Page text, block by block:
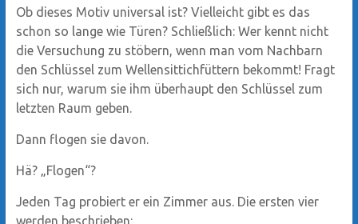
Ob dieses Motiv universal ist? Vielleicht gibt es das
schon so lange wie Türen? Schließlich: Wer kennt nicht
die Versuchung zu stöbern, wenn man vom Nachbarn
den Schlüssel zum Wellensittichfüttern bekommt! Fragt
sich nur, warum sie ihm überhaupt den Schlüssel zum
letzten Raum geben.
Dann flogen sie davon.
Hä? „Flogen“?
Jeden Tag probiert er ein Zimmer aus. Die ersten vier
werden beschrieben: